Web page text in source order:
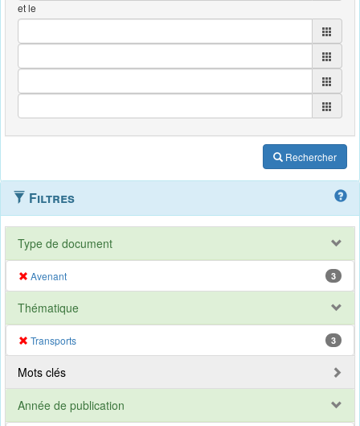
et le
Rechercher
Filtres
Type de document
Avenant 3
Thématique
Transports 3
Mots clés
Année de publication